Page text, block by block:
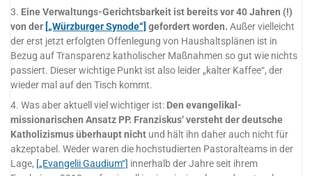
3. Eine Verwaltungs-Gerichtsbarkeit ist bereits vor 40 Jahren (!)
von der [„Würzburger Synode“] gefordert worden. Außer vielleicht
der erst jetzt erfolgten Offenlegung von Haushaltsplänen ist in
Bezug auf Transparenz katholischer Maßnahmen so gut wie nichts
passiert. Dieser wichtige Punkt ist also leider „kalter Kaffee“, der
wieder mal auf den Tisch kommt.
4. Was aber aktuell viel wichtiger ist: Den evangelikal-
missionarischen Ansatz PP. Franziskus‘ versteht der deutsche
Katholizismus überhaupt nicht und hält ihn daher auch nicht für
akzeptabel. Weder waren die hochstudierten Pastoralteams in der
Lage, [„Evangelii Gaudium“] innerhalb der Jahre seit ihrem